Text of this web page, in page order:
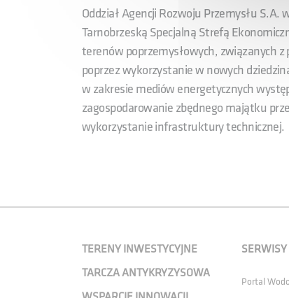
Oddział Agencji Rozwoju Przemysłu S.A.
Tarnobrzeską Specjalną Strefą
terenów poprzemysłowych, związanych
poprzez wykorzystanie w nowych
w zakresie mediów energetycznych
zagospodarowanie zbędnego majątku
wykorzystanie infrastruktury technicznej.
TERENY INWESTYCYJNE
TARCZA ANTYKRYZYSOWA
Portal